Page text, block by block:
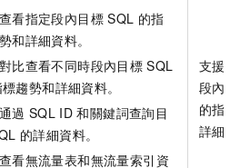
看指定段內目標 SQL 的指
和詳細資料。
比查看不同時段內目標 SQL
趨勢和詳細資料。
過 SQL ID 和關鍵詞查詢目
的詳細資料。
看無流量表和無流量索引資
支援
段內
的指
詳細